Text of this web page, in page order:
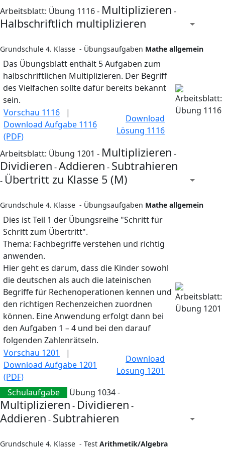
Arbeitsblatt: Übung 1116 - Multiplizieren -
Halbschriftlich multiplizieren
Grundschule 4. Klasse - Übungsaufgaben Mathe allgemein
Das Übungsblatt enthält 5 Aufgaben zum
halbschriftlichen Multiplizieren. Der Begriff
des Vielfachen sollte dafür bereits bekannt
sein.
Vorschau 1116 |
Download Aufgabe 1116
(PDF)
Download
Lösung 1116
Arbeitsblatt: Übung 1201 - Multiplizieren -
Dividieren -Addieren - Subtrahieren
- Übertritt zu Klasse 5 (M)
Grundschule 4. Klasse - Übungsaufgaben Mathe allgemein
Dies ist Teil 1 der Übungsreihe "Schritt für
Schritt zum Übertritt".
Thema: Fachbegriffe verstehen und richtig
anwenden.
Hier geht es darum, dass die Kinder sowohl
die deutschen als auch die lateinischen
Begriffe für Rechenoperationen kennen und
den richtigen Rechenzeichen zuordnen
können. Eine Anwendung erfolgt dann bei
den Aufgaben 1 – 4 und bei den darauf
folgenden Zahlenrätseln.
Vorschau 1201
|
Download Aufgabe 1201
(PDF)
Download
Lösung 1201
Schulaufgabe
Übung 1034 -
Multiplizieren - Dividieren -
Addieren - Subtrahieren
Grundschule 4. Klasse - Test Arithmetik/Algebra